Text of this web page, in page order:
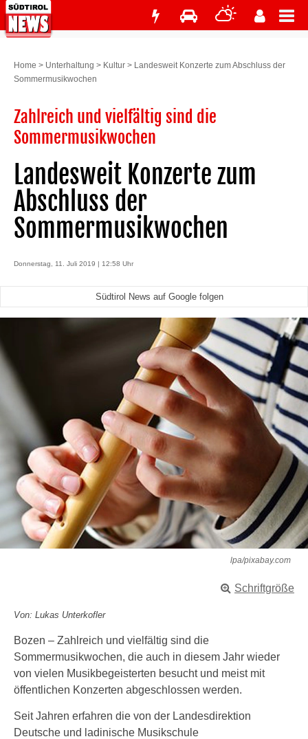
Home > Unterhaltung > Kultur > Landesweit Konzerte zum Abschluss der
Sommermusikwochen
Zahlreich und vielfältig sind die
Sommermusikwochen
Landesweit Konzerte zum
Abschluss der
Sommermusikwochen
Donnerstag, 11. Juli 2019 | 12:58 Uhr
Südtirol News auf Google folgen
lpa/pixabay.com
Schriftgröße
Von: Lukas Unterkofler
Bozen – Zahlreich und vielfältig sind die
Sommermusikwochen, die auch in diesem Jahr wieder
von vielen Musikbegeisterten besucht und meist mit
öffentlichen Konzerten abgeschlossen werden.
Seit Jahren erfahren die von der Landesdirektion
Deutsche und ladinische Musikschule